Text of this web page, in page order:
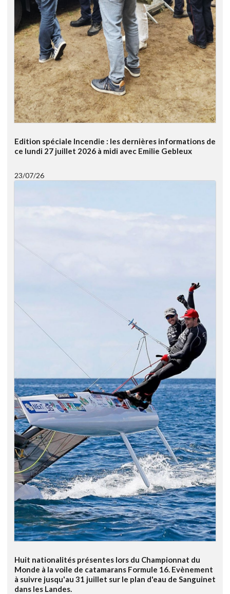
Edition spéciale Incendie : les dernières informations de
ce lundi 27 juillet 2026 à midi avec Emilie Gebleux
23/07/26
Huit nationalités présentes lors du Championnat du
Monde à la voile de catamarans Formule 16. Evènement
à suivre jusqu'au 31 juillet sur le plan d'eau de Sanguinet
dans les Landes.